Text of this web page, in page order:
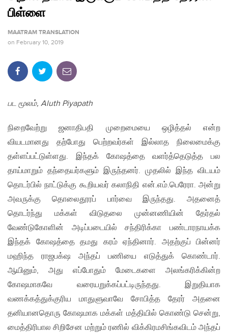
பிள்ளை
MAATRAM TRANSLATION
on February 10, 2019
பட மூலம், Aluth Piyapath
நிறைவேற்று ஜனாதிபதி முறைமையை ஒழித்தல் என்ற
வியடமானது தற்போது பெற்றவர்கள் இல்லாத நிலைமைக்கு
தள்ளப்பட்டுள்ளது. இந்தக் கோஷத்தை வளர்த்தெடுத்த பல
தாய்மாறும் தந்தையர்களும் இருந்தனர். முதலில் இந்த விடயம்
தொடர்பில் நாட்டுக்கு கூறியவர் கலாநிதி என்.எம்.பெரேரா. அன்று
அவருக்கு தொலைதூரப் பார்வை இருந்தது. அதனைத்
தொடர்ந்து மக்கள் விடுதலை முன்னணியின் தேர்தல்
வேண்டுகோளின் அடிப்படையில் சந்திரிக்கா பண்டாரநாயக்க
இந்தக் கோஷத்தை தமது கரம் ஏந்தினார். அதற்குப் பின்னர்
மஹிந்த ராஜபக்‌ஷ அந்தப் பணியை எடுத்துக் கொண்டார்.
ஆயினும், அது எப்போதும் மேடைகளை அலங்கரிக்கின்ற
கோஷமாகவே வரையறுக்கப்பட்டிருந்தது. இறுதியாக
வணக்கத்துக்குரிய மாதுளுவாவே சோபித்த தேரர் அதனை
தனியானதொரு கோஷமாக மக்கள் மத்தியில் கொண்டு சென்று,
மைத்திரிபால சிறிசேன மற்றும் ரணில் விக்கிரமசிங்கவிடம் அந்தப்